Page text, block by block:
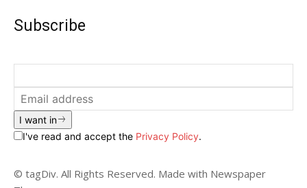
Subscribe
I want in
I've read and accept the Privacy Policy.
© tagDiv. All Rights Reserved. Made with Newspaper